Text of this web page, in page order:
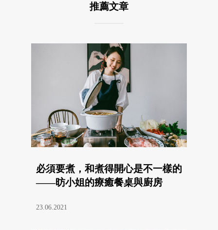
推薦文章
必須要煮，和煮得開心是不一樣的
——昉小姐的療癒餐桌與廚房
23.06.2021